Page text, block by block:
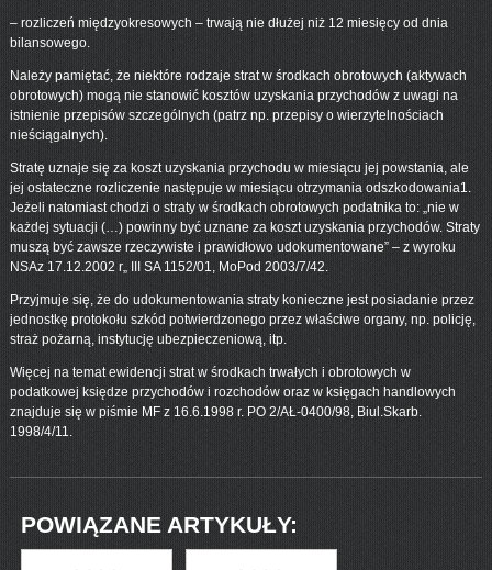
– rozliczeń międzyokresowych – trwają nie dłużej niż 12 miesięcy od dnia
bilansowego.
Należy pamiętać, że niektóre rodzaje strat w środkach obrotowych (aktywach
obrotowych) mogą nie stanowić kosztów uzyskania przychodów z uwagi na
istnienie przepisów szczególnych (patrz np. przepisy o wierzytelnościach
nieściągalnych).
Stratę uznaje się za koszt uzyskania przychodu w miesiącu jej powstania, ale
jej ostateczne rozliczenie następuje w miesiącu otrzymania odszkodowania1.
Jeżeli natomiast chodzi o straty w środkach obrotowych podatnika to: „nie w
każdej sytuacji (…) powinny być uznane za koszt uzyskania przychodów. Straty
muszą być zawsze rzeczywiste i prawidłowo udokumentowane” – z wyroku
NSAz 17.12.2002 r„ III SA 1152/01, MoPod 2003/7/42.
Przyjmuje się, że do udokumentowania straty konieczne jest posiadanie przez
jednostkę protokołu szkód potwierdzonego przez właściwe organy, np. policję,
straż pożarną, instytucję ubezpieczeniową, itp.
Więcej na temat ewidencji strat w środkach trwałych i obrotowych w
podatkowej księdze przychodów i rozchodów oraz w księgach handlowych
znajduje się w piśmie MF z 16.6.1998 r. PO 2/AŁ-0400/98, Biul.Skarb.
1998/4/11.
POWIĄZANE ARTYKUŁY: